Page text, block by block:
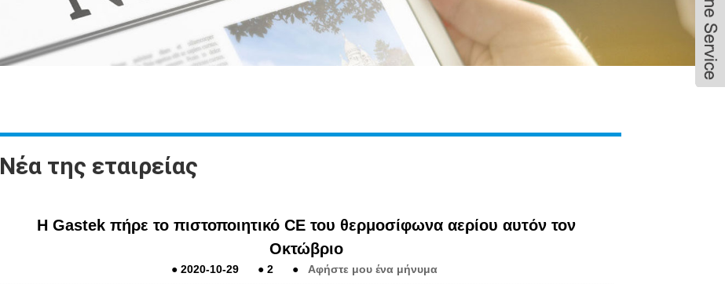
Νέα της εταιρείας
Η Gastek πήρε το πιστοποιητικό CE του θερμοσίφωνα αερίου αυτόν τον
Οκτώβριο
●2020-10-29 ●2 ● Αφήστε μου ένα μήνυμα